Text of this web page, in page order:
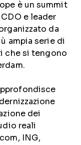
è un summit
e leader
da
ampia serie di
che si tengono
dei
reali
ING,